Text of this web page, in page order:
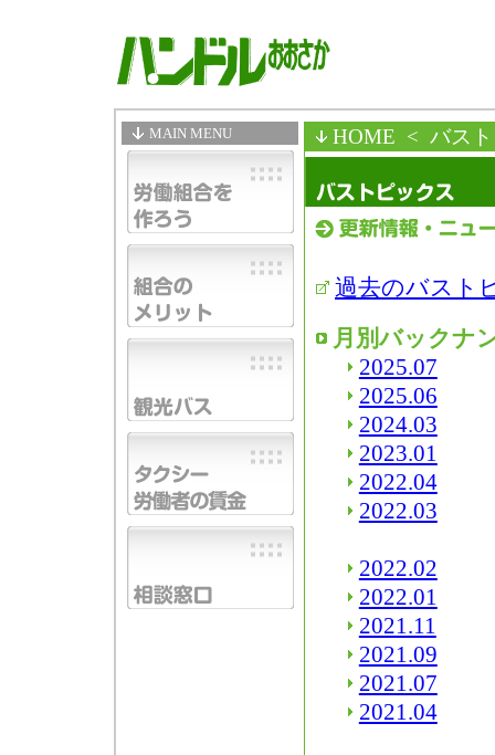
MAIN MENU HOME < バス
過去のバスト
月別バックナ
2025.07
2025.06
2024.03
2023.01
2022.04
2022.03
2022.02
2022.01
2021.11
2021.09
2021.07
2021.04